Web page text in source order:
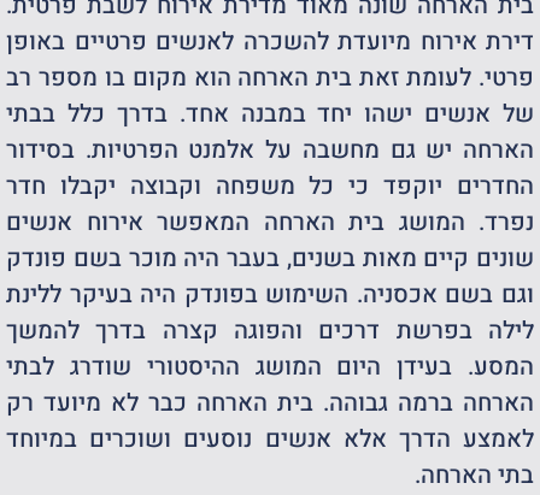
דירת אירוח מיועדת להשכרה לאנשים פרטיים באופן
פרטי. לעומת זאת בית הארחה הוא מקום בו מספר רב
של אנשים ישהו יחד במבנה אחד. בדרך כלל בבתי
הארחה יש גם מחשבה על אלמנט הפרטיות. בסידור
החדרים יוקפד כי כל משפחה וקבוצה יקבלו חדר
נפרד. המושג בית הארחה המאפשר אירוח אנשים
שונים קיים מאות בשנים, בעבר היה מוכר בשם פונדק
וגם בשם אכסניה. השימוש בפונדק היה בעיקר ללינת
לילה בפרשת דרכים והפוגה קצרה בדרך להמשך
המסע. בעידן היום המושג ההיסטורי שודרג לבתי
הארחה ברמה גבוהה. בית הארחה כבר לא מיועד רק
לאמצע הדרך אלא אנשים נוסעים ושוכרים במיוחד
בתי הארחה.